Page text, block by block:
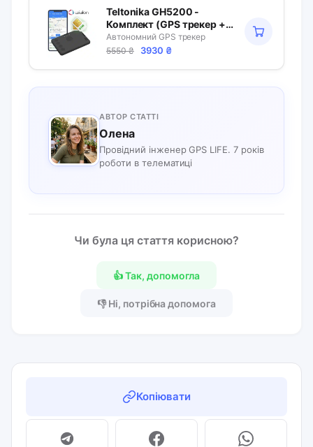
Teltonika GH5200 -
Комплект (GPS трекер +
SIM + Wialon +
Налаштування)
Автономний GPS трекер
5550₴
Оригінальна
3930 ₴Поточна
АВТОР СТАТТІ
Олена
Провідний інженер GPS LIFE. 7 років
роботи в телематиці
Чи була ця стаття корисною?
👍 Так, допомогла
👎 Ні, потрібна допомога
Копіювати